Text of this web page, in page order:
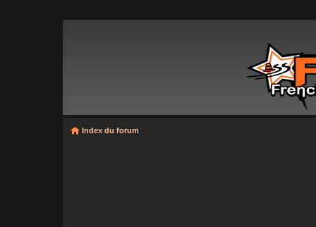
Index du forum